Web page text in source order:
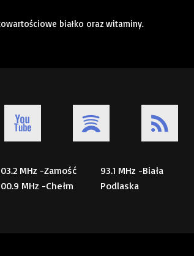
białko oraz witaminy.
MHz -Zamość
MHz -Chełm
93.1 MHz -Biała
Podlaska